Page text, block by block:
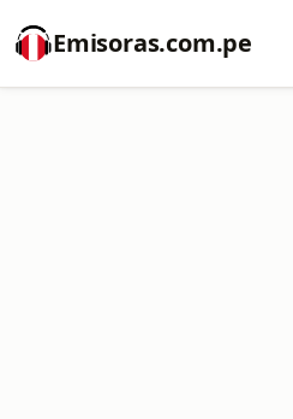
Emisoras.com.pe